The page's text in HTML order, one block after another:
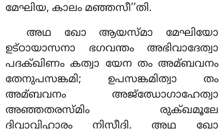
മേഘിയ, കാലം മഞ്ഞസീ’’തി.
അഥ ഖോ ആയസ്മാ മേഘിയോ
ഉട്ഠായാസനാ ഭഗവന്തം അഭിവാദേത്വാ
പദക്ഖിണം കത്വാ യേന തം അമ്ബവനം
തേനുപസങ്കമി; ഉപസങ്കമിത്വാ തം
അമ്ബവനം അജ്ഝോഗാഹേത്വാ
അഞ്ഞതരസ്മിം രുക്ഖമൂലേ
ദിവാവിഹാരം നിസീദി. അഥ ഖോ